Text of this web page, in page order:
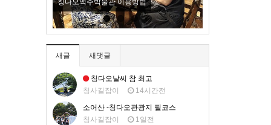
칭다오맥주박물관 이용방법
새글 새댓글
칭다오날씨 참 최고
칭사길잡이
14시간전
소어산 -칭다오관광지 필코스
칭사길잡이
1일전